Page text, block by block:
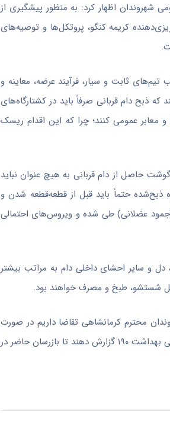
شهروندان اظهار کرد: به منظور پیشگیری از
کریمه کنگو، پروتکل‌ها و توصیه‌های
روز عید قربان، ۶۰ بازرس بهداشتی مجهز در قالب تیم‌های ثابت و سیار، فرآیند عرضه، معاینه و
ذبح دام قربانی صرفاً باید در کشتارگاه‌های
معابر عمومی کنند؛ چرا که این اقدام ریسک
حاصل از دام قربانی به هیچ عنوان نباید
ذبح‌شده حتماً باید قبل از قطعه‌قطعه شدن و
جمود نعشی (جمود عضلانی) طی شده و ویروس‌های احتمالی
و سایر احشای داخلی دام به مراتب بیشتر
محترم کرمانشاهی تقاضا داریم در صورت
مشاهده هرگونه تخلف، رفتار پرخطر یا ذبح غیربهداشتی دام در سطح شهر و محلات، مراتب را سریعاً به سامانه تلفنی بهداشت ۱۹۰ گزارش دهند تا بازرسان حاضر در